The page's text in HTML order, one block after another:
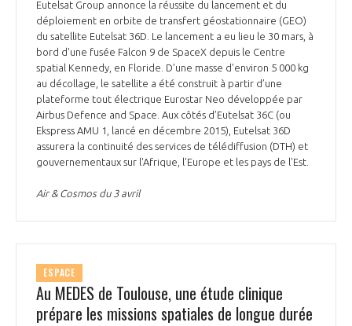
Eutelsat Group annonce la réussite du lancement et du
déploiement en orbite de transfert géostationnaire (GEO)
du satellite Eutelsat 36D. Le lancement a eu lieu le 30 mars, à
bord d'une fusée Falcon 9 de SpaceX depuis le Centre
spatial Kennedy, en Floride. D’une masse d’environ 5 000 kg
au décollage, le satellite a été construit à partir d’une
plateforme tout électrique Eurostar Neo développée par
Airbus Defence and Space. Aux côtés d’Eutelsat 36C (ou
Ekspress AMU 1, lancé en décembre 2015), Eutelsat 36D
assurera la continuité des services de télédiffusion (DTH) et
gouvernementaux sur l'Afrique, l'Europe et les pays de l'Est.
Air & Cosmos du 3 avril
ESPACE
Au MEDES de Toulouse, une étude clinique
prépare les missions spatiales de longue durée